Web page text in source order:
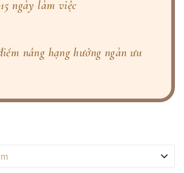
ngày làm việc
nâng hạng hưởng ngàn ưu